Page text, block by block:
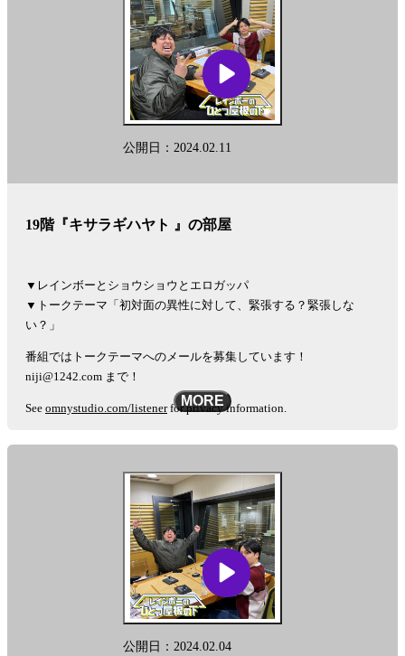
公開日：2024.02.11
19階『キサラギハヤト 』の部屋
▼レインボーとショウショウとエロガッパ
▼トークテーマ「初対面の異性に対して、緊張する？緊張しな
い？」
番組ではトークテーマへのメールを募集しています！
niji@1242.com まで！
See omnystudio.com/listenerfor privacy information.
MORE
公開日：2024.02.04